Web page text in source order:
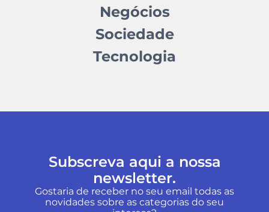
Negócios
Sociedade
Tecnologia
Subscreva aqui a nossa
newsletter.
Gostaria de receber no seu email todas as
novidades sobre as categorias do seu